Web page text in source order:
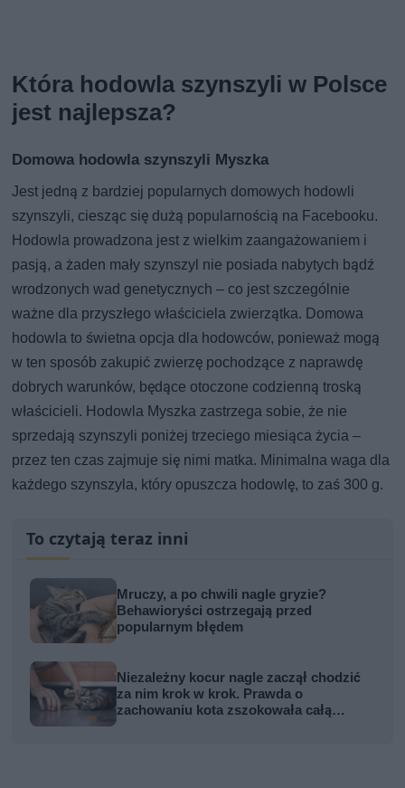
Która hodowla szynszyli w Polsce
jest najlepsza?
Domowa hodowla szynszyli Myszka
Jest jedną z bardziej popularnych domowych hodowli
szynszyli, ciesząc się dużą popularnością na Facebooku.
Hodowla prowadzona jest z wielkim zaangażowaniem i
pasją, a żaden mały szynszyl nie posiada nabytych bądź
wrodzonych wad genetycznych – co jest szczególnie
ważne dla przyszłego właściciela zwierzątka. Domowa
hodowla to świetna opcja dla hodowców, ponieważ mogą
w ten sposób zakupić zwierzę pochodzące z naprawdę
dobrych warunków, będące otoczone codzienną troską
właścicieli. Hodowla Myszka zastrzega sobie, że nie
sprzedają szynszyli poniżej trzeciego miesiąca życia –
przez ten czas zajmuje się nimi matka. Minimalna waga dla
każdego szynszyla, który opuszcza hodowlę, to zaś 300 g.
To czytają teraz inni
Mruczy, a po chwili nagle gryzie?
Behawioryści ostrzegają przed
popularnym błędem
Niezależny kocur nagle zaczął chodzić
za nim krok w krok. Prawda o
zachowaniu kota zszokowała całą